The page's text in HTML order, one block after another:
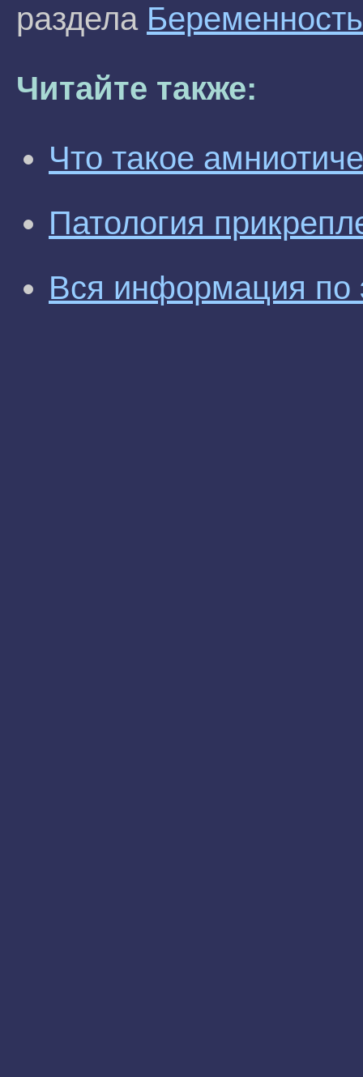
раздела Беременность
Читайте также:
Что такое
Патология
Вся информация по